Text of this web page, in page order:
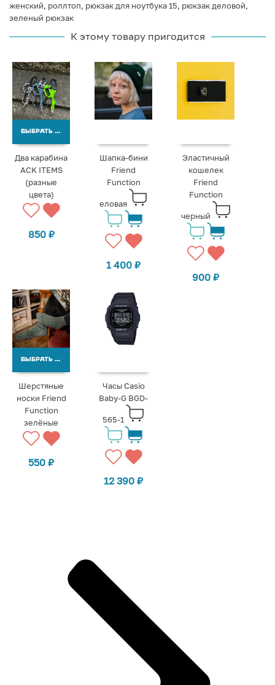
женский, роллтоп, рюкзак для ноутбука 15, рюкзак деловой,
зеленый рюкзак
К этому товару пригодится
ВЫБРАТЬ ВАРИАНТЫ
Два карабина
ACK ITEMS
(разные
цвета)
850 ₽
Шапка-бини
Friend
Function
еловая
1 400₽
Эластичный
кошелек
Friend
Function
черный
900₽
ВЫБРАТЬ ВАРИАНТЫ
Шерстяные
носки Friend
Function
зелёные
550₽
Часы Casio
Baby-G BGD-
565-1
12 390₽